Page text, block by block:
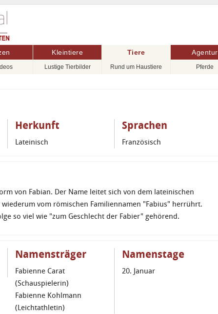
Kleintiere Tiere
Lustige Tierbilder Rund um Haustiere Pferde
Agentur
Herkunft
Lateinisch
Sprachen
Französisch
von Fabian. Der Name leitet sich von dem lateinischen
vom römischen Familiennamen "Fabius" herrührt.
so viel wie "zum Geschlecht der Fabier" gehörend.
Namensträger
Fabienne Carat
(Schauspielerin)
Fabienne Kohlmann
(Leichtathletin)
Namenstage
20. Januar